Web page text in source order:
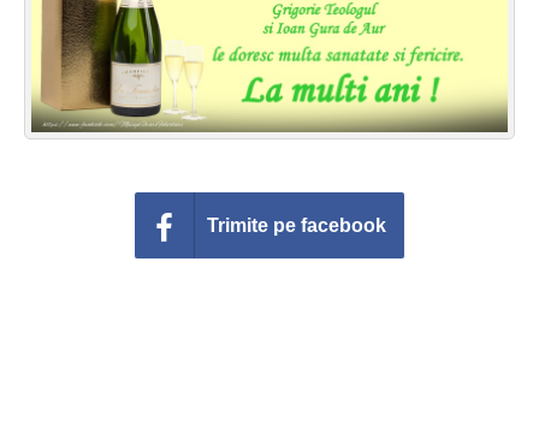
Felicitari animate
Invitatii personalizate
Conecteaza-te
Trimite pe facebook